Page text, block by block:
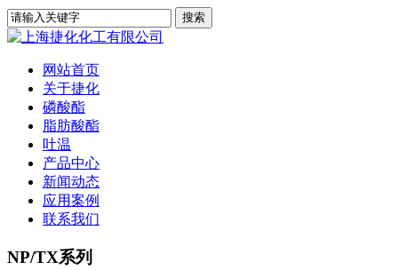
网站首页
关于捷化
磷酸酯
脂肪酸酯
吐温
产品中心
新闻动态
应用案例
联系我们
NP/TX系列